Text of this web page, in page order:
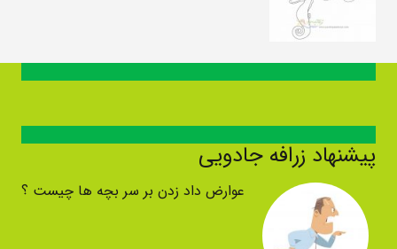
پیشنهاد زرافه جادویی
عوارض داد زدن بر سر بچه ها چیست ؟